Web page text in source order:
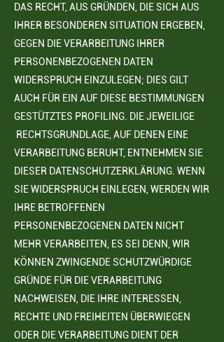
DAS RECHT, AUS GRÜNDEN, DIE SICH AUS
IHRER BESONDEREN SITUATION ERGEBEN,
GEGEN DIE VERARBEITUNG IHRER
PERSONENBEZOGENEN DATEN
WIDERSPRUCH EINZULEGEN; DIES GILT
AUCH FÜR EIN AUF DIESE BESTIMMUNGEN
GESTÜTZTES PROFILING. DIE JEWEILIGE
RECHTSGRUNDLAGE, AUF DENEN EINE
VERARBEITUNG BERUHT, ENTNEHMEN SIE
DIESER DATENSCHUTZERKLÄRUNG. WENN
SIE WIDERSPRUCH EINLEGEN, WERDEN WIR
IHRE BETROFFENEN
PERSONENBEZOGENEN DATEN NICHT
MEHR VERARBEITEN, ES SEI DENN, WIR
KÖNNEN ZWINGENDE SCHUTZWÜRDIGE
GRÜNDE FÜR DIE VERARBEITUNG
NACHWEISEN, DIE IHRE INTERESSEN,
RECHTE UND FREIHEITEN ÜBERWIEGEN
ODER DIEVERARBEITUNG DIENT DER